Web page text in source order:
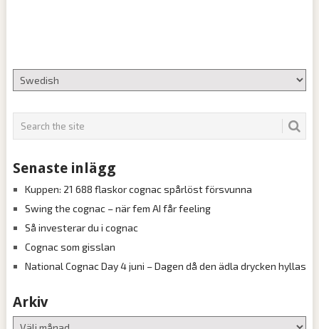
Senaste inlägg
Kuppen: 21 688 flaskor cognac spårlöst försvunna
Swing the cognac – när fem AI får feeling
Så investerar du i cognac
Cognac som gisslan
National Cognac Day 4 juni – Dagen då den ädla drycken hyllas
Arkiv
Arkiv